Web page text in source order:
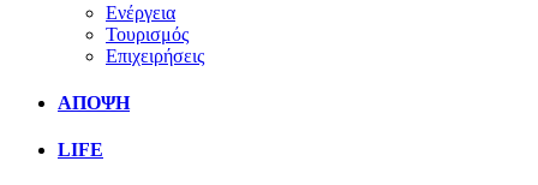
Ενέργεια
Τουρισμός
Επιχειρήσεις
ΑΠΟΨΗ
LIFE